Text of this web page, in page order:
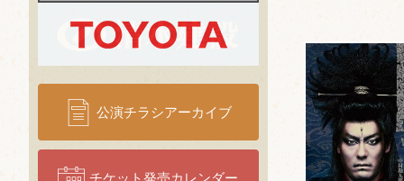
公演チラシアーカイブ
チケット発売カレンダー